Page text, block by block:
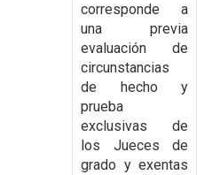
corresponde a
una previa
evaluación de
circunstancias
de hecho y
prueba
exclusivas de
los Jueces de
grado y exentas